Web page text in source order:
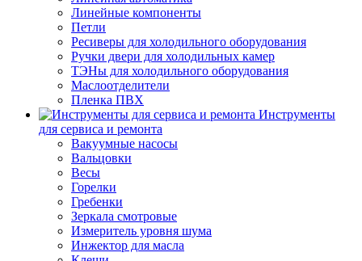
Линейные компоненты
Петли
Ресиверы для холодильного оборудования
Ручки двери для холодильных камер
ТЭНы для холодильного оборудования
Маслоотделители
Пленка ПВХ
Инструменты
для сервиса и ремонта
Вакуумные насосы
Вальцовки
Весы
Горелки
Гребенки
Зеркала смотровые
Измеритель уровня шума
Инжектор для масла